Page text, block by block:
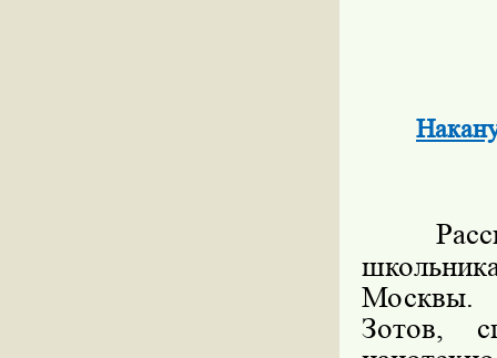
Москвы.
Зотов,